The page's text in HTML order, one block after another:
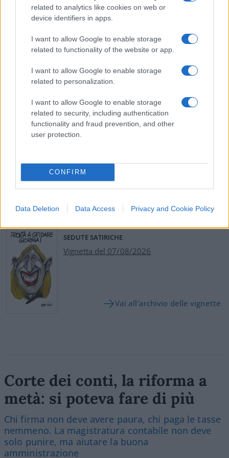
related to analytics like cookies on web or
device identifiers in apps.
I want to allow Google to enable storage
related to functionality of the website or app.
I want to allow Google to enable storage
related to personalization.
I want to allow Google to enable storage
related to security, including authentication
functionality and fraud prevention, and other
user protection.
CONFIRM
Data Deletion Data Access Privacy and Cookie Policy
ospedale in Fiera? Ho capito bene, mi ostentate il
braccino corto con i miei stessi soldi? Quando
invece, nello stesso decreto Cura Italia, vi
riscoprite eternamente generosi con gli eterni
#DECRETO
#GOVERNO
#LOMBARDIA
#PARTITAIVA
Pagina
SEDUTE SATIRICHE
Vignetta del 07/08/2026
Vai all'archivio delle vignette
Corte dei conti, la riforma a
metà: si poteva fare di più
Chi firma non deve avere paura, chi paga le tasse
nemmeno. La magistratura contabile non deve
solo punire, ma aiutare la buona
amministrazione